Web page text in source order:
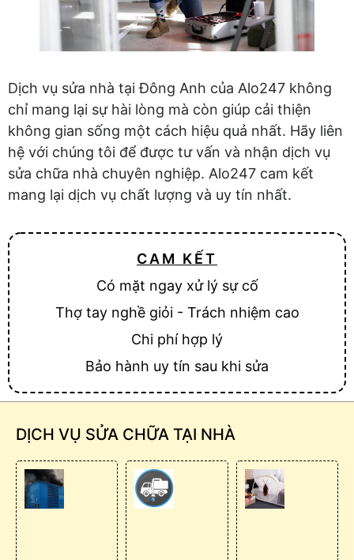
Dịch vụ sửa nhà tại Đông Anh của Alo247 không
chỉ mang lại sự hài lòng mà còn giúp cải thiện
không gian sống một cách hiệu quả nhất. Hãy liên
hệ với chúng tôi để được tư vấn và nhận dịch vụ
sửa chữa nhà chuyên nghiệp. Alo247 cam kết
mang lại dịch vụ chất lượng và uy tín nhất.
CAM KẾT
Có mặt ngay xử lý sự cố
Thợ tay nghề giỏi - Trách nhiệm cao
Chi phí hợp lý
Bảo hành uy tín sau khi sửa
DỊCH VỤ SỬA CHỮA TẠI NHÀ